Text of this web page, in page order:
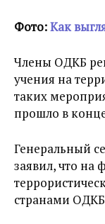
Фото:Как
Члены ОДКБ
учения на
таких
прошло в
Генеральный
заявил, что на
странами